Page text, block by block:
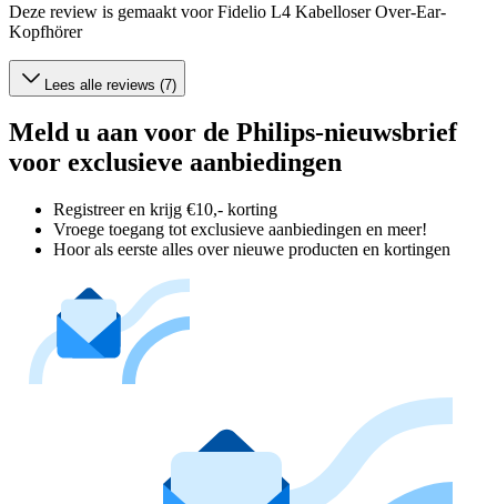
Deze review is gemaakt voor Fidelio L4 Kabelloser Over-Ear-
Kopfhörer
Lees alle reviews (7)
Meld u aan voor de Philips-nieuwsbrief
voor exclusieve aanbiedingen
Registreer en krijg €10,- korting
Vroege toegang tot exclusieve aanbiedingen en meer!
Hoor als eerste alles over nieuwe producten en kortingen